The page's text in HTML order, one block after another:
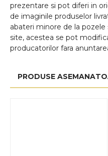
prezentare si pot diferi in
de imaginile produselor
abateri minore de la
site, acestea se pot
producatorilor fara
PRODUSE